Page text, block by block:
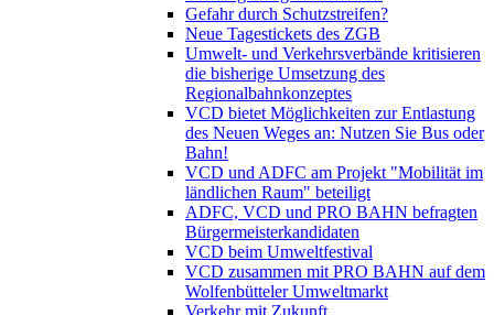
Gefahr durch Schutzstreifen?
Neue Tagestickets des ZGB
Umwelt- und Verkehrsverbände kritisieren
die bisherige Umsetzung des
Regionalbahnkonzeptes
VCD bietet Möglichkeiten zur Entlastung
des Neuen Weges an: Nutzen Sie Bus oder
Bahn!
VCD und ADFC am Projekt "Mobilität im
ländlichen Raum" beteiligt
ADFC, VCD und PRO BAHN befragten
Bürgermeisterkandidaten
VCD beim Umweltfestival
VCD zusammen mit PRO BAHN auf dem
Wolfenbütteler Umweltmarkt
Verkehr mit Zukunft